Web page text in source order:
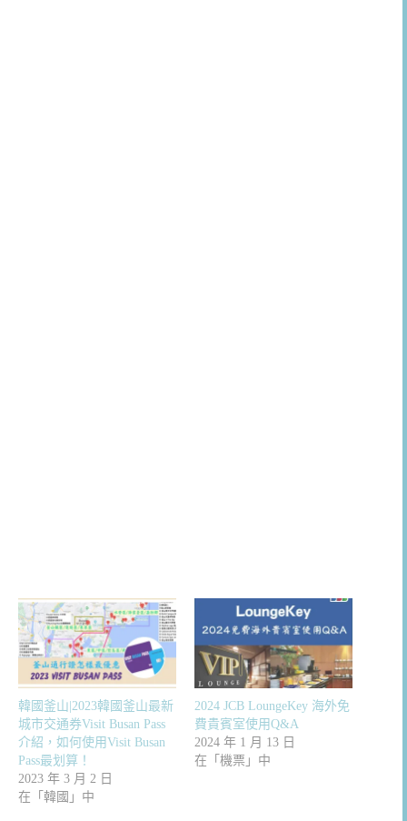
韓國釜山|2023韓國釜山最新
城市交通券Visit Busan Pass
介紹，如何使用Visit Busan
Pass最划算！
2023 年 3 月 2 日
在「韓國」中
2024 JCB LoungeKey 海外免
費貴賓室使用Q&A
2024 年 1 月 13 日
在「機票」中